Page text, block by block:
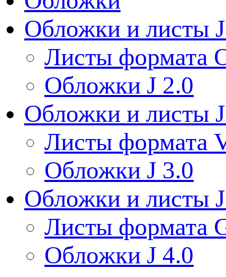
Обложки и листы
Листы формата
Обложки J 2.0
Обложки и листы
Листы формата
Обложки J 3.0
Обложки и листы
Листы формата
Обложки J 4.0